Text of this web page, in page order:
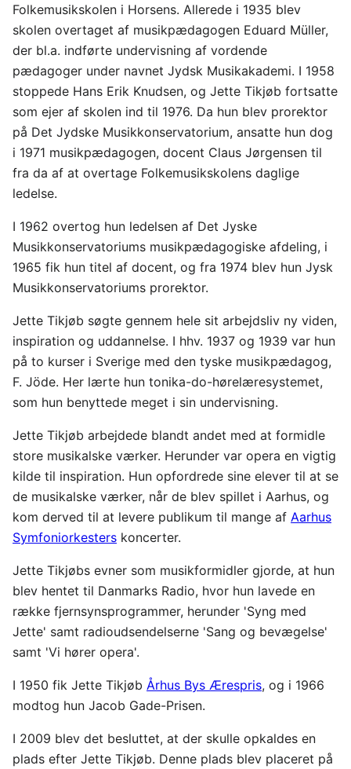
Folkemusikskolen i Horsens. Allerede i 1935 blev
skolen overtaget af musikpædagogen Eduard Müller,
der bl.a. indførte undervisning af vordende
pædagoger under navnet Jydsk Musikakademi. I 1958
stoppede Hans Erik Knudsen, og Jette Tikjøb fortsatte
som ejer af skolen ind til 1976. Da hun blev prorektor
på Det Jydske Musikkonservatorium, ansatte hun dog
i 1971 musikpædagogen, docent Claus Jørgensen til
fra da af at overtage Folkemusikskolens daglige
ledelse.
I 1962 overtog hun ledelsen af Det Jyske
Musikkonservatoriums musikpædagogiske afdeling, i
1965 fik hun titel af docent, og fra 1974 blev hun Jysk
Musikkonservatoriums prorektor.
Jette Tikjøb søgte gennem hele sit arbejdsliv ny viden,
inspiration og uddannelse. I hhv. 1937 og 1939 var hun
på to kurser i Sverige med den tyske musikpædagog,
F. Jöde. Her lærte hun tonika-do-hørelæresystemet,
som hun benyttede meget i sin undervisning.
Jette Tikjøb arbejdede blandt andet med at formidle
store musikalske værker. Herunder var opera en vigtig
kilde til inspiration. Hun opfordrede sine elever til at se
de musikalske værker, når de blev spillet i Aarhus, og
kom derved til at levere publikum til mange af Aarhus
Symfoniorkesters koncerter.
Jette Tikjøbs evner som musikformidler gjorde, at hun
blev hentet til Danmarks Radio, hvor hun lavede en
række fjernsynsprogrammer, herunder 'Syng med
Jette' samt radioudsendelserne 'Sang og bevægelse'
samt 'Vi hører opera'.
I 1950 fik Jette Tikjøb Århus Bys Ærespris, og i 1966
modtog hun Jacob Gade-Prisen.
I 2009 blev det besluttet, at der skulle opkaldes en
plads efter Jette Tikjøb. Denne plads blev placeret på